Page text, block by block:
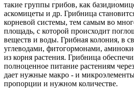
такие группы грибов, как
аскомицеты и др. Грибница
корневой системы, тем самым во
площадь, с которой происходит
веществ и воды. Грибная колония, в
углеводами, фитогормонами,
из корня растения. Грибница
полноценное питание растениям
дает нужные макро - и
пропорции и нужном количестве.